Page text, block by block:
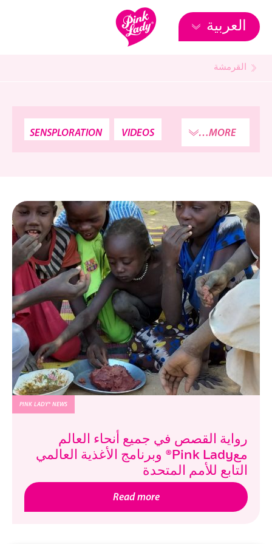
العربية
القرمشة
VIDEOS
SENSPLORATION MORE…
PINK LADY® NEWS
رواية القصص في جميع أنحاء العالم
معPink Lady® وبرنامج الأغذية العالمي
التابع للأمم المتحدة
Read more